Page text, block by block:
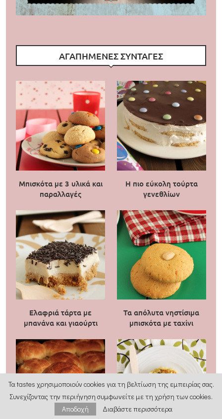
ΑΓΑΠΗΜΕΝΕΣ ΣΥΝΤΑΓΕΣ
Μπισκότα με 3 υλικά και
παραλλαγές
Η πιο εύκολη τούρτα
γενεθλίων
Ελαφριά τάρτα με
μπανάνα και γιαούρτι
Τα απόλυτα νηστίσιμα
μπισκότα με ταχίνι
Τα tastes χρησιμοποιούν cookies για τη βελτίωση της εμπειρίας σας.
Συνεχίζοντας την περιήγηση συμφωνείτε με τη χρήση των cookies.
Αποδοχή
Διαβάστε περισσότερα